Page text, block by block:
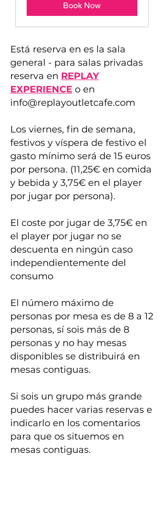
Book Now
Está reserva en es la sala
general - para salas privadas
reserva en REPLAY
EXPERIENCE o en
info@replayoutletcafe.com
Los viernes, fin de semana,
festivos y víspera de festivo el
gasto mínimo será de 15 euros
por persona. (11,25€ en comida
y bebida y 3,75€ en el player
por jugar por persona).
El coste por jugar de 3,75€ en
el player por jugar no se
descuenta en ningún caso
independientemente del
consumo
El número máximo de
personas por mesa es de 8 a 12
personas, sí sois más de 8
personas y no hay mesas
disponibles se distribuirá en
mesas contiguas.
Si sois un grupo más grande
puedes hacer varias reservas e
indicarlo en los comentarios
para que os situemos en
mesas contiguas.